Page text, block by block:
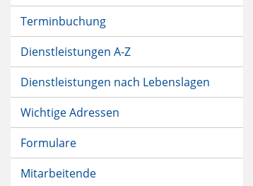
Terminbuchung
Dienstleistungen A-Z
Dienstleistungen nach Lebenslagen
Wichtige Adressen
Formulare
Mitarbeitende